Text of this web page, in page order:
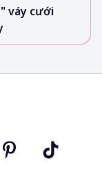
váy cưới